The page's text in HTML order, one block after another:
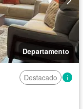
Departamento
Destacado